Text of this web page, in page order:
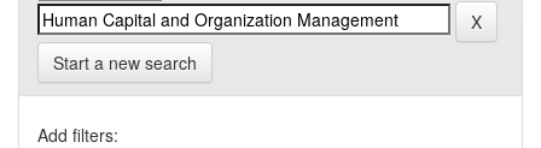
Start a new search
Add filters: